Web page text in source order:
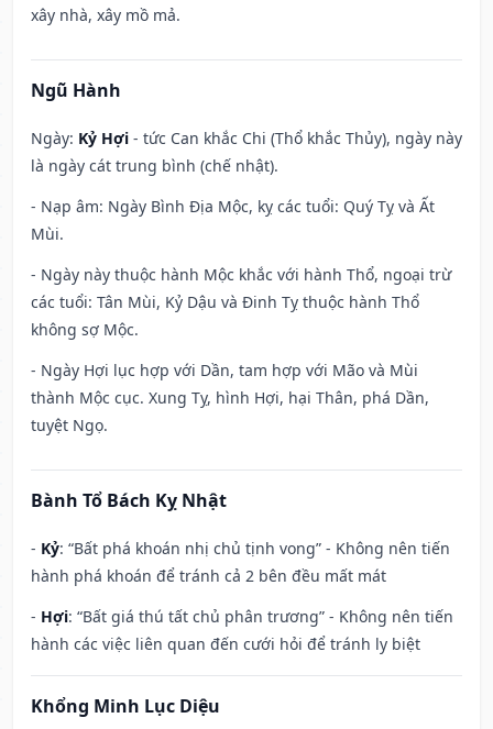
xây nhà, xây mồ mả.
Ngũ Hành
Ngày: Kỷ Hợi - tức Can khắc Chi (Thổ khắc Thủy), ngày này
là ngày cát trung bình (chế nhật).
- Nạp âm: Ngày Bình Địa Mộc, kỵ các tuổi: Quý Tỵ và Ất
Mùi.
- Ngày này thuộc hành Mộc khắc với hành Thổ, ngoại trừ
các tuổi: Tân Mùi, Kỷ Dậu và Đinh Tỵ thuộc hành Thổ
không sợ Mộc.
- Ngày Hợi lục hợp với Dần, tam hợp với Mão và Mùi
thành Mộc cục. Xung Tỵ, hình Hợi, hại Thân, phá Dần,
tuyệt Ngọ.
Bành Tổ Bách Kỵ Nhật
- Kỷ: “Bất phá khoán nhị chủ tịnh vong” - Không nên tiến
hành phá khoán để tránh cả 2 bên đều mất mát
- Hợi: “Bất giá thú tất chủ phân trương” - Không nên tiến
hành các việc liên quan đến cưới hỏi để tránh ly biệt
Khổng Minh Lục Diệu